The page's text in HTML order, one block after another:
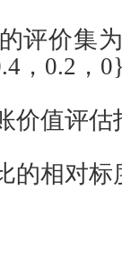
评价集
， 0.2 ，
价值评
的相对